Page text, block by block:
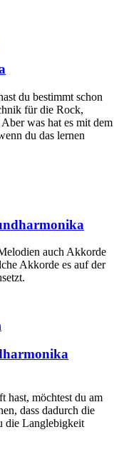
du bestimmt schon
für die Rock,
was hat es mit dem
du das lernen
auch Akkorde
Akkorde es auf der
hast, möchtest du am
dass dadurch die
die Langlebigkeit